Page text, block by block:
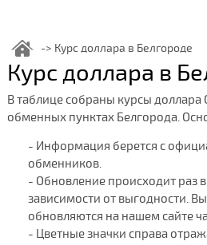
курс от
Выберите
действие: Продать
Поиск
Курс доллара в Белгороде
Курс доллара в
В таблице собраны курсы доллара
обменных пунктах Белгорода.
- Информация берется с
обменников.
- Обновление происходит раз
зависимости от выгодности.
обновляются на нашем сайте
- Цветные значки справа